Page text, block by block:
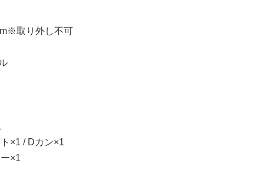
取り外し不可
×1 / Dカン×1
×1